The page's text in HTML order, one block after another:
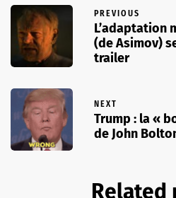
PREVIOUS
L’adaptation
(de Asimov)
trailer
NEXT
Trump : la «
de John
Related